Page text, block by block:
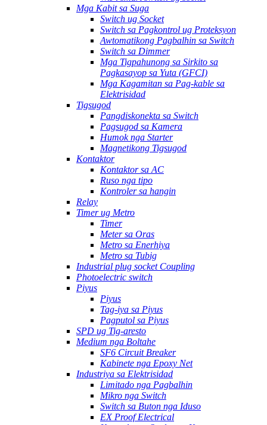
Mga Kabit sa Suga
Switch ug Socket
Switch sa Pagkontrol ug Proteksyon
Awtomatikong Pagbalhin sa Switch
Switch sa Dimmer
Mga Tigpahunong sa Sirkito sa
Pagkasayop sa Yuta (GFCI)
Mga Kagamitan sa Pag-kable sa
Elektrisidad
Tigsugod
Pangdiskonekta sa Switch
Pagsugod sa Kamera
Humok nga Starter
Magnetikong Tigsugod
Kontaktor
Kontaktor sa AC
Ruso nga tipo
Kontroler sa hangin
Relay
Timer ug Metro
Timer
Meter sa Oras
Metro sa Enerhiya
Metro sa Tubig
Industrial plug socket Coupling
Photoelectric switch
Piyus
Piyus
Tag-iya sa Piyus
Pagputol sa Piyus
SPD ug Tig-aresto
Medium nga Boltahe
SF6 Circuit Breaker
Kabinete nga Epoxy Net
Industriya sa Elektrisidad
Limitado nga Pagbalhin
Mikro nga Switch
Switch sa Buton nga Iduso
EX Proof Electrical